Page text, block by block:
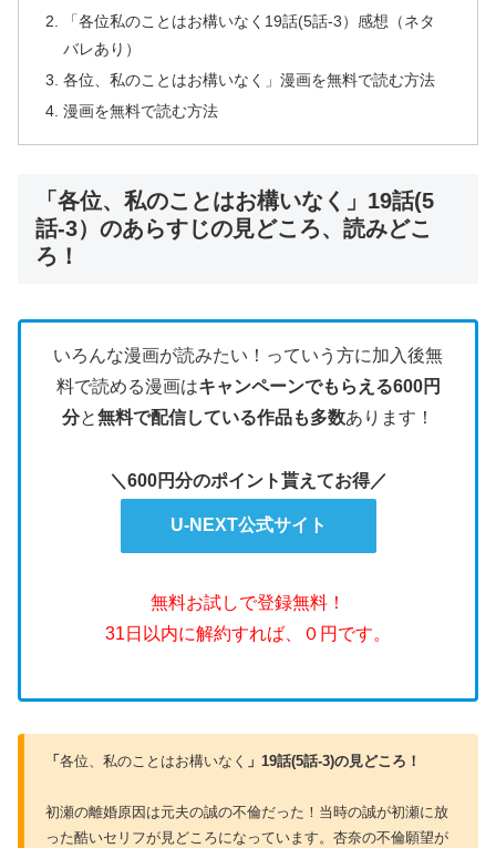
「各位私のことはお構いなく19話(5話-3）感想（ネタ
バレあり）
各位、私のことはお構いなく」漫画を無料で読む方法
漫画を無料で読む方法
「各位、私のことはお構いなく」19話(5
話-3）のあらすじの見どころ、読みどこ
ろ！
いろんな漫画が読みたい！っていう方に加入後無
料で読める漫画はキャンペーンでもらえる600円
分と無料で配信している作品も多数あります！
＼600円分のポイント貰えてお得／
U-NEXT公式サイト
無料お試しで登録無料！
31日以内に解約すれば、０円です。
「各位、私のことはお構いなく 」19話(5話-3)の見どころ！
初瀬の離婚原因は元夫の誠の不倫だった！当時の誠が初瀬に放
った酷いセリフが見どころになっています。杏奈の不倫願望が